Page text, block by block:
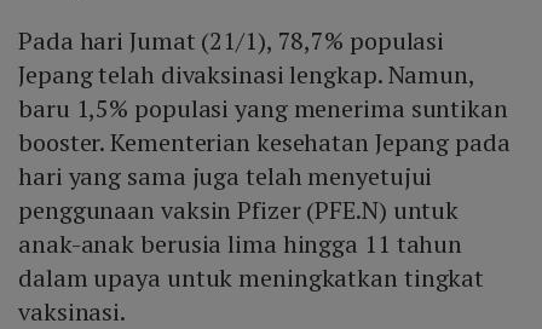
Pada hari Jumat (21/1), 78,7% populasi
Jepang telah divaksinasi lengkap. Namun,
baru 1,5% populasi yang menerima suntikan
booster. Kementerian kesehatan Jepang pada
hari yang sama juga telah menyetujui
penggunaan vaksin Pfizer (PFE.N) untuk
anak-anak berusia lima hingga 11 tahun
dalam upaya untuk meningkatkan tingkat
vaksinasi.